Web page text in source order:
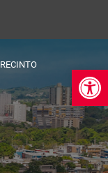
RECINTO